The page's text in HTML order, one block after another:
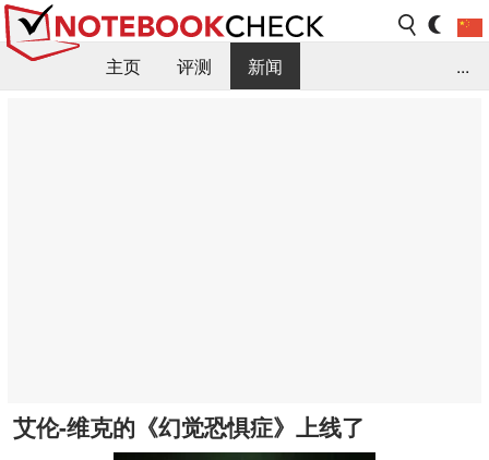
主页 评测
新闻
...
艾伦-维克的《幻觉恐惧症》上线了